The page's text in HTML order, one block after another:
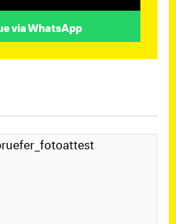
via WhatsApp